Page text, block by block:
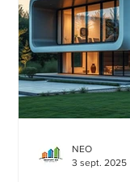
NEO
3 sept. 2025